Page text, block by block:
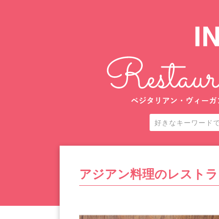
アジアン料理のレスト